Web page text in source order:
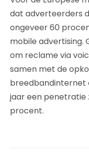
dat adverteerders
ongeveer 60
mobile advertising.
om reclame via
samen met de
breedbandinternet
jaar een penetratie
procent.